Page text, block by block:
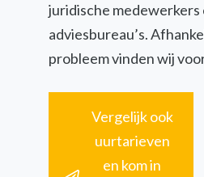
juridische medewerkers
adviesbureau’s.
probleem vinden wij
Vergelijk ook
uurtarieven
en kom in